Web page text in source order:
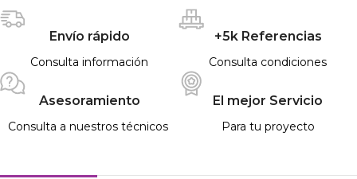
Envío rápido
Consulta información
+5k Referencias
Consulta condiciones
Asesoramiento
Consulta a nuestros técnicos
El mejor Servicio
Para tu proyecto